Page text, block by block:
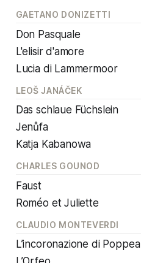
GAETANO DONIZETTI
Don Pasquale
L'elisir d'amore
Lucia di Lammermoor
LEOŠ JANÁČEK
Das schlaue Füchslein
Jenůfa
Katja Kabanowa
CHARLES GOUNOD
Faust
Roméo et Juliette
CLAUDIO MONTEVERDI
L’incoronazione di Poppea